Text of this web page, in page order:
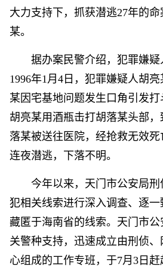
大力支持下，抓获潜逃27年的
某。
据办案民警介绍，犯罪嫌疑
1996年1月4日，犯罪嫌疑人胡
某因宅基地问题发生口角引发打
胡亮某用酒瓶击打胡落某头部
落某被送往医院，经抢救无效
连夜潜逃，下落不明。
今年以来，天门市公安局
犯相关线索进行深入调查、逐
藏匿于海南省的线索。天门市
关警种支持，迅速成立由刑侦
心组成的工作专班，于7月3日